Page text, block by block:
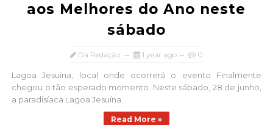
aos Melhores do Ano neste
sábado
Da Redação 1 year ago 0
Lagoa Jesuína, local onde ocorrerá o evento Finalmente
chegou o tão esperado momento. Neste sábado, 28 de junho,
a paradisíaca Lagoa Jesuína...
Read More »